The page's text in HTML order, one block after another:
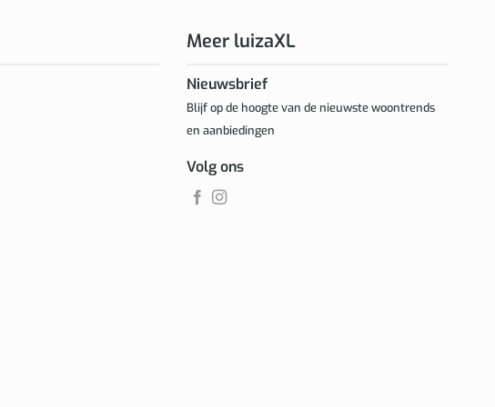
Meer luizaXL
Nieuwsbrief
Blijf op de hoogte van de nieuwste woontrends
en aanbiedingen
Volg ons